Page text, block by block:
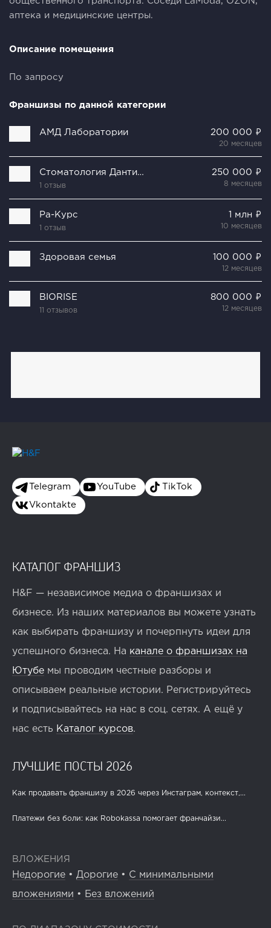
аптека и медицинские центры.
Описание помещения
По запросу
Франшизы по данной категории
АМД Лаборатории 200 000 ₽
20 месяцев
Стоматология ДантистЪ
1 отзыв
250 000 ₽
8 месяцев
Ра-Курс
1 отзыв
1 млн ₽
10 месяцев
Здоровая семья 100 000 ₽
12 месяцев
BIORISE
11 отзывов
800 000 ₽
12 месяцев
Telegram YouTube TikTok
Vkontakte
КАТАЛОГ ФРАНШИЗ
H&F — независимое медиа о франшизах и
бизнесе. Из наших материалов вы можете узнать
как выбирать франшизу и почерпнуть идеи для
успешного бизнеса. На канале о франшизах на
Ютубе мы проводим честные разборы и
описываем реальные истории. Регистрируйтесь
и подписывайтесь на нас в соц. сетях. А ещё у
нас есть Каталог курсов.
ЛУЧШИЕ ПОСТЫ 2026
Как продавать франшизу в 2026 через Инстаграм, контекст,...
Платежи без боли: как Robokassa помогает франчайзи...
ВЛОЖЕНИЯ
Недорогие • Дорогие • С минимальными
вложениями • Без вложений